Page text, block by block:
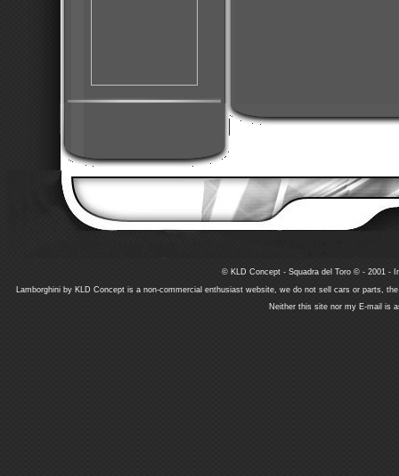
© KLD Concept - Squadra del Toro © - 2001 -
Lamborghini by KLD Concept is a non-commercial enthusiast website, we do not sell cars or parts,
Neither this site nor my E-mail is